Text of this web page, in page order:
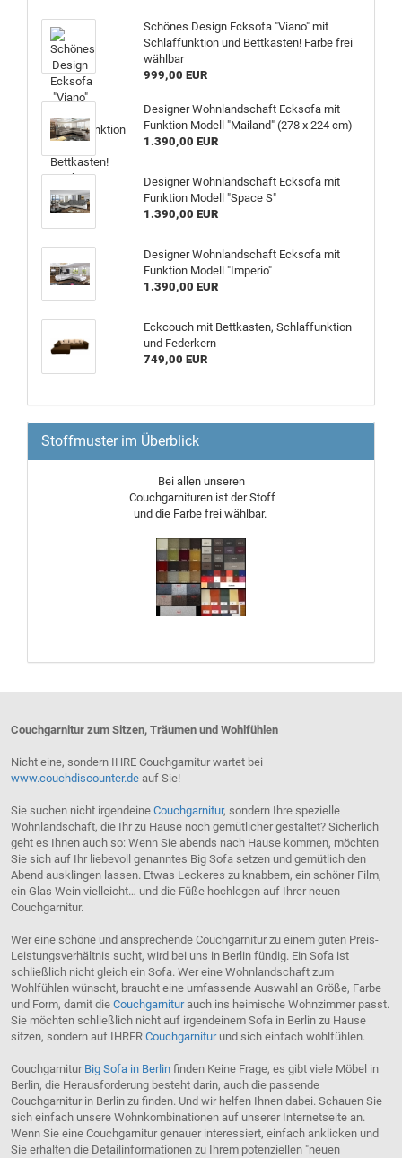
Schönes Design Ecksofa "Viano" mit
Schlaffunktion und Bettkasten! Farbe frei
wählbar
999,00 EUR
Designer Wohnlandschaft Ecksofa mit
Funktion Modell "Mailand" (278 x 224 cm)
1.390,00 EUR
Designer Wohnlandschaft Ecksofa mit
Funktion Modell "Space S"
1.390,00 EUR
Designer Wohnlandschaft Ecksofa mit
Funktion Modell "Imperio"
1.390,00 EUR
Eckcouch mit Bettkasten, Schlaffunktion
und Federkern
749,00 EUR
Stoffmuster im Überblick
Bei allen unseren
Couchgarnituren ist der Stoff
und die Farbe frei wählbar.
Couchgarnitur zum Sitzen, Träumen und Wohlfühlen
Nicht eine, sondern IHRE Couchgarnitur wartet bei
www.couchdiscounter.deauf Sie!
Sie suchen nicht irgendeine Couchgarnitur, sondern Ihre spezielle
Wohnlandschaft, die Ihr zu Hause noch gemütlicher gestaltet? Sicherlich
geht es Ihnen auch so: Wenn Sie abends nach Hause kommen, möchten
Sie sich auf Ihr liebevoll genanntes Big Sofa setzen und gemütlich den
Abend ausklingen lassen. Etwas Leckeres zu knabbern, ein schöner Film,
ein Glas Wein vielleicht… und die Füße hochlegen auf Ihrer neuen
Couchgarnitur.
Wer eine schöne und ansprechende Couchgarnitur zu einem guten Preis-
Leistungsverhältnis sucht, wird bei uns in Berlin fündig. Ein Sofa ist
schließlich nicht gleich ein Sofa. Wer eine Wohnlandschaft zum
Wohlfühlen wünscht, braucht eine umfassende Auswahl an Größe, Farbe
und Form, damit die Couchgarniturauch ins heimische Wohnzimmer passt.
Sie möchten schließlich nicht auf irgendeinem Sofa in Berlin zu Hause
sitzen, sondern auf IHRER Couchgarniturund sich einfach wohlfühlen.
Couchgarnitur Big Sofa in Berlinfinden Keine Frage, es gibt viele Möbel in
Berlin, die Herausforderung besteht darin, auch die passende
Couchgarnitur in Berlin zu finden. Und wir helfen Ihnen dabei. Schauen Sie
sich einfach unsere Wohnkombinationen auf unserer Internetseite an.
Wenn Sie eine Couchgarnitur genauer interessiert, einfach anklicken und
Sie erhalten die Detailinformationen zu Ihrem potenziellen "neuen